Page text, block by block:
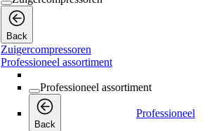
Back
Zuigercompressoren
Professioneel assortiment
Professioneel assortiment
Back
Professioneel